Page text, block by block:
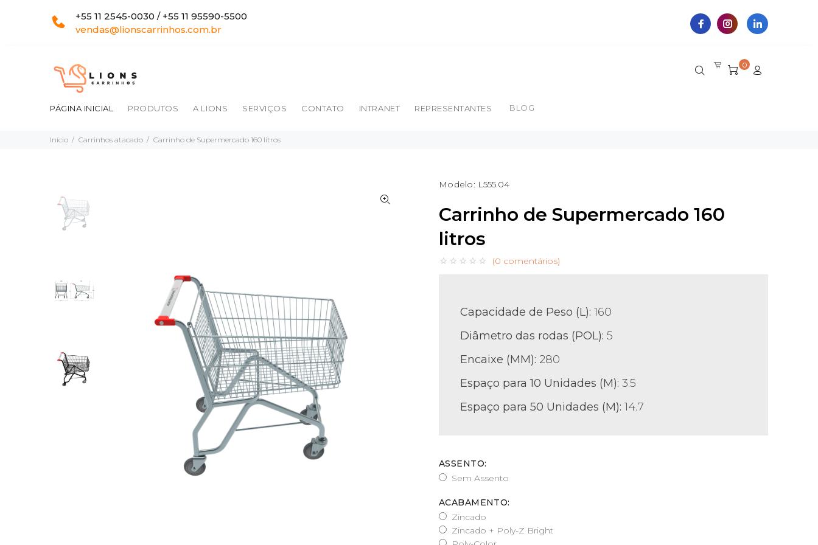
+55 11 2545-0030 / +55 11 95590-5500
vendas@lionscarrinhos.com.br
0
PÁGINA INICIAL PRODUTOS A LIONS SERVIÇOS CONTATO INTRANET REPRESENTANTES BLOG
Início Carrinhos atacado Carrinho de Supermercado 160 litros
Modelo: L555.04
Carrinho de Supermercado 160
litros
(0 comentários)
Capacidade de Peso (L): 160
Diâmetro das rodas (POL): 5
Encaixe (MM): 280
Espaço para 10 Unidades (M): 3.5
Espaço para 50 Unidades (M): 14.7
ASSENTO:
Sem Assento
ACABAMENTO:
Zincado
Zincado + Poly-Z Bright